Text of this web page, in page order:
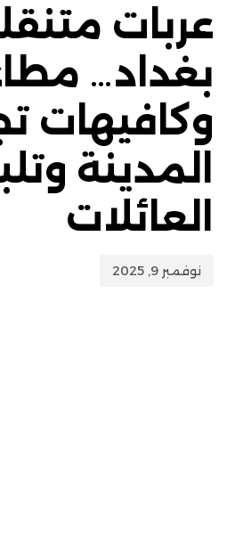
عربات
بغداد…
وكافيهات
المدينة
العائلات
نوفمبر 9, 2025